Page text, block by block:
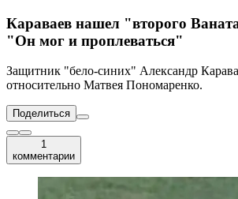
Караваев нашел "второго
"Он мог и проплеваться"
Защитник "бело-синих" Александр
относительно Матвея Пономаренко.
Поделиться
1
комментарии